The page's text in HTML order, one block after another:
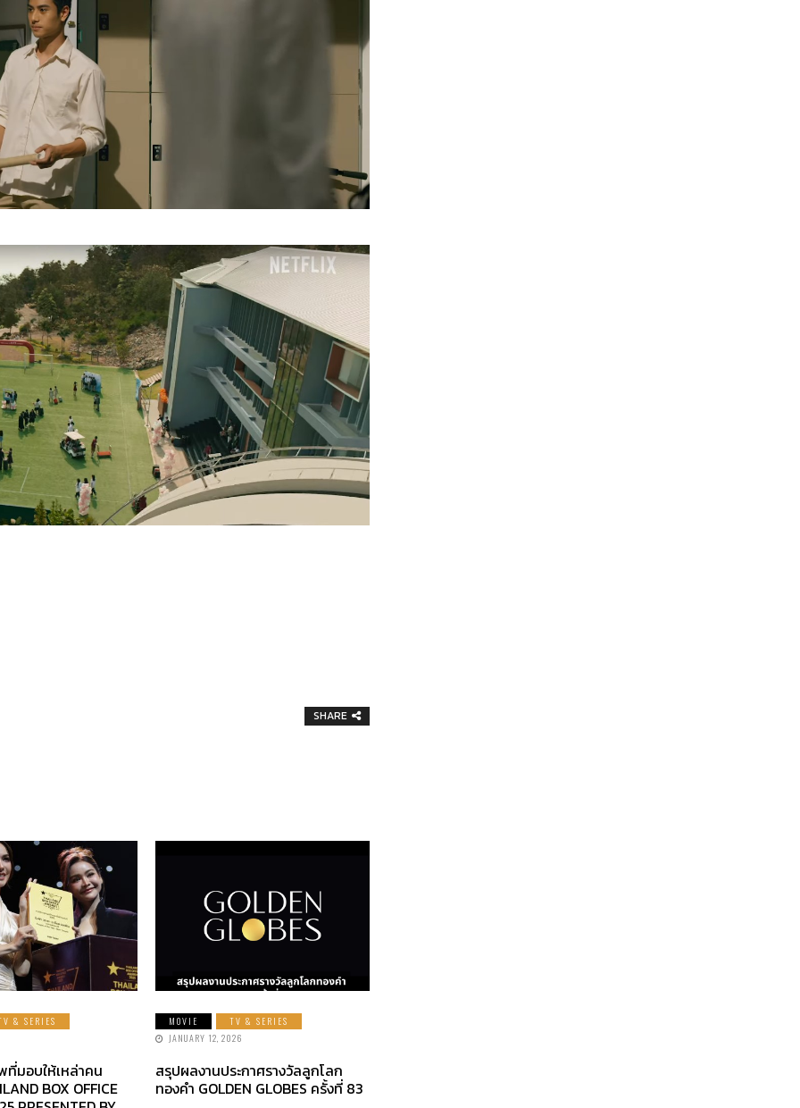
SHARE
& SERIES
มอบให้เหล่าคน
BOX OFFICE
MOVIE
TV & SERIES
JANUARY 12, 2026
สรุปผลงานประกาศรางวัลลูกโลก
ทองคำ GOLDEN GLOBES ครั้งที่ 83